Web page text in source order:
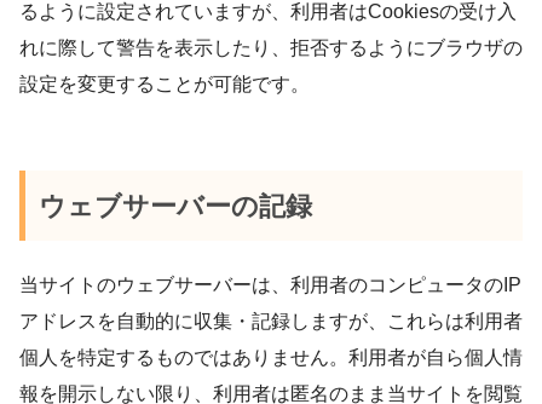
るように設定されていますが、利用者はCookiesの受け入
れに際して警告を表示したり、拒否するようにブラウザの
設定を変更することが可能です。
ウェブサーバーの記録
当サイトのウェブサーバーは、利用者のコンピュータのIP
アドレスを自動的に収集・記録しますが、これらは利用者
個人を特定するものではありません。利用者が自ら個人情
報を開示しない限り、利用者は匿名のまま当サイトを閲覧